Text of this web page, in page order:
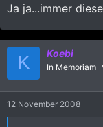
Ja ja...immer
K Koebi
In Memoriam
12 November 2008